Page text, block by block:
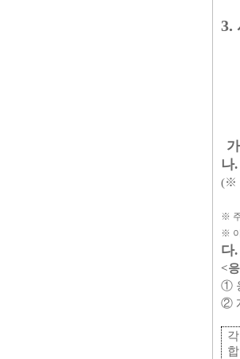
3.
가
나.
(※
※
※
다.
<
①
②